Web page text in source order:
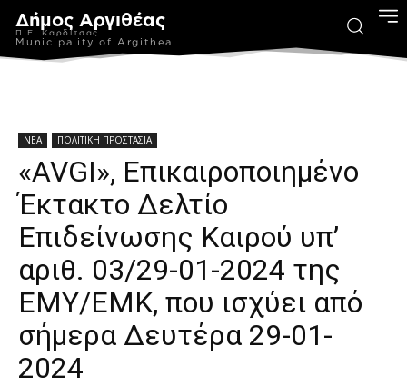
Δήμος Αργιθέας
Π.Ε. Καρδίτσας
Municipality of Argithea
ΝΕΑ ΠΟΛΙΤΙΚΗ ΠΡΟΣΤΑΣΙΑ
«AVGI», Επικαιροποιημένο
Έκτακτο Δελτίο
Επιδείνωσης Καιρού υπ’
αριθ. 03/29-01-2024 της
ΕΜΥ/ΕΜΚ, που ισχύει από
σήμερα Δευτέρα 29-01-
2024